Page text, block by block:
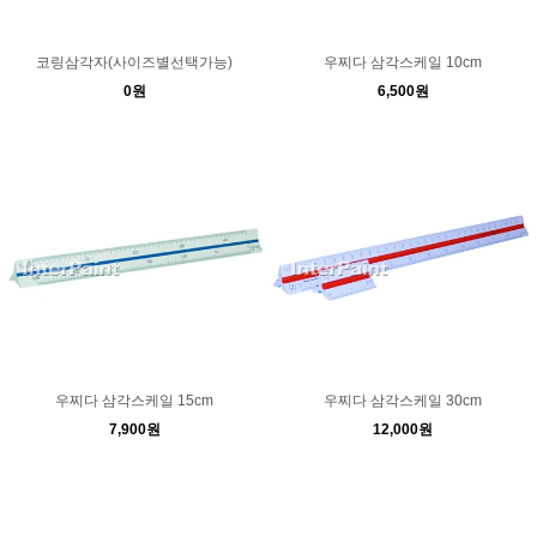
코링삼각자(사이즈별선택가능)
0원
우찌다 삼각스케일 10cm
6,500원
우찌다 삼각스케일 15cm
7,900원
우찌다 삼각스케일 30cm
12,000원